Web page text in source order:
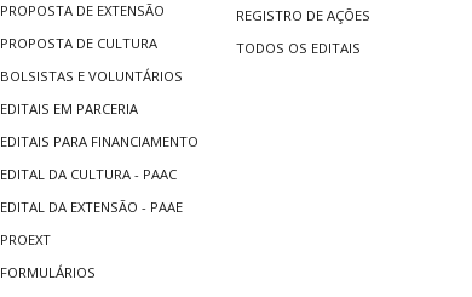
PROPOSTA DE EXTENSÃO
PROPOSTA DE CULTURA
BOLSISTAS E VOLUNTÁRIOS
EDITAIS EM PARCERIA
EDITAIS PARA FINANCIAMENTO
EDITAL DA CULTURA - PAAC
EDITAL DA EXTENSÃO - PAAE
PROEXT
FORMULÁRIOS
REGISTRO DE AÇÕES
TODOS OS EDITAIS